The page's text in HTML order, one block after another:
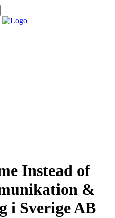
Instead of
&
i Sverige AB